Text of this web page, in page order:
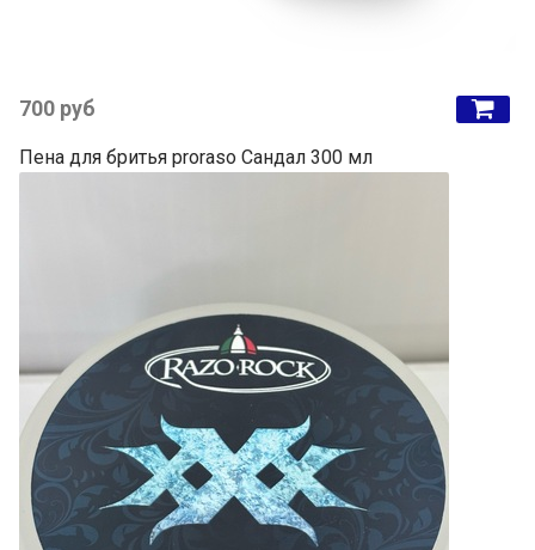
700 руб
Пена для бритья proraso Сандал 300 мл